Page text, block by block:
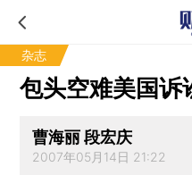
杂志
包头空难美国诉
曹海丽 段宏庆
2007年05月14日 21:22